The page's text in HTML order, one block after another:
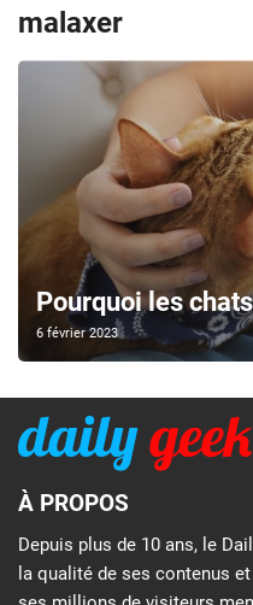
malaxer
Pourquoi les
6 février 2023
À PROPOS
Depuis plus de 10 ans, le
la qualité de ses contenus